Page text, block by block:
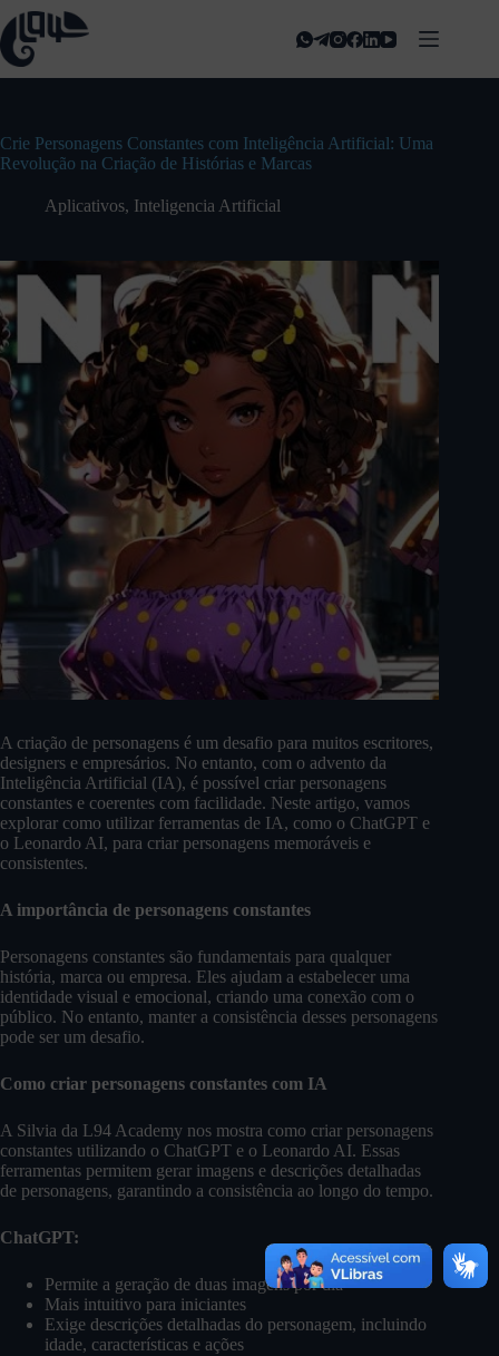
Crie Personagens Constantes com Inteligência Artificial: Uma
Revolução na Criação de Histórias e Marcas
Aplicativos, Inteligencia Artificial
A criação de personagens é um desafio para muitos escritores,
designers e empresários. No entanto, com o advento da
Inteligência Artificial (IA), é possível criar personagens
constantes e coerentes com facilidade. Neste artigo, vamos
explorar como utilizar ferramentas de IA, como o ChatGPT e
o Leonardo AI, para criar personagens memoráveis e
consistentes.
A importância de personagens constantes
Personagens constantes são fundamentais para qualquer
história, marca ou empresa. Eles ajudam a estabelecer uma
identidade visual e emocional, criando uma conexão com o
público. No entanto, manter a consistência desses personagens
pode ser um desafio.
Como criar personagens constantes com IA
A Silvia da L94 Academy nos mostra como criar personagens
constantes utilizando o ChatGPT e o Leonardo AI. Essas
ferramentas permitem gerar imagens e descrições detalhadas
de personagens, garantindo a consistência ao longo do tempo.
ChatGPT:
Permite a geração de duas imagens por dia
Mais intuitivo para iniciantes
Exige descrições detalhadas do personagem, incluindo
idade, características e ações